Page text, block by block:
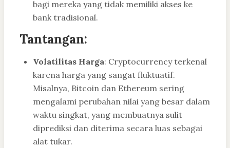
bagi mereka yang tidak memiliki akses ke
bank tradisional.
Tantangan:
Volatilitas Harga: Cryptocurrency terkenal
karena harga yang sangat fluktuatif.
Misalnya, Bitcoin dan Ethereum sering
mengalami perubahan nilai yang besar dalam
waktu singkat, yang membuatnya sulit
diprediksi dan diterima secara luas sebagai
alat tukar.